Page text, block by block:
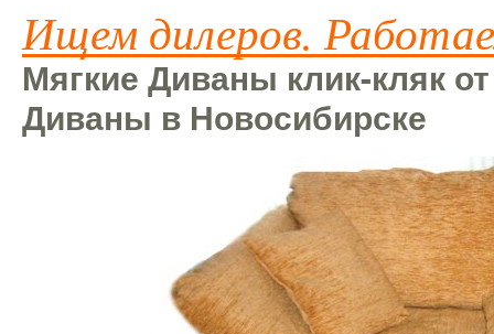
Ищем дилеров.
Мягкие Диваны клик-кляк
Диваны в Новосибирске